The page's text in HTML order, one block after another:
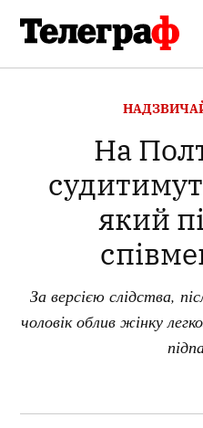
вмісту
На
який
За версією слідства,
чоловік облив жінку